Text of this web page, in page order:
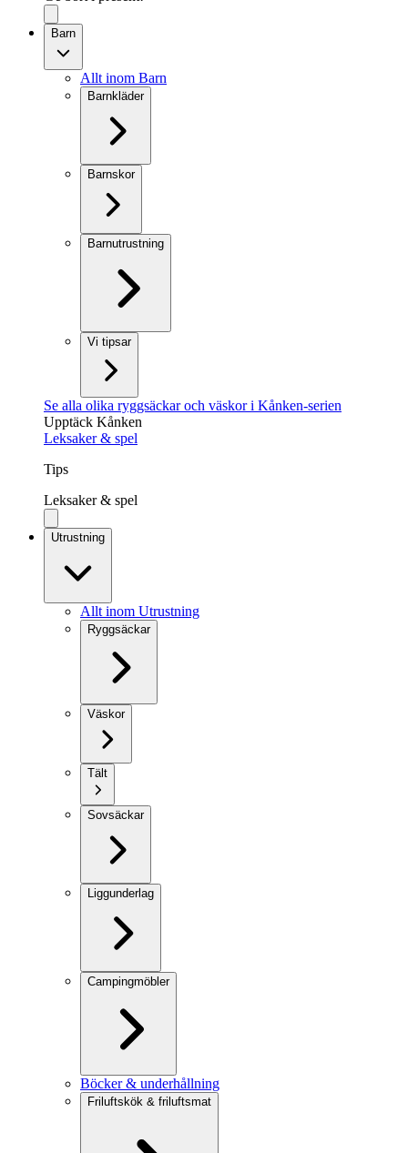
Barn
Allt inom Barn
Barnkläder
Barnskor
Barnutrustning
Vi tipsar
Se alla olika ryggsäckar och väskor i Kånken-serien
Upptäck Kånken
Leksaker & spel
Tips
Leksaker & spel
Utrustning
Allt inom Utrustning
Ryggsäckar
Väskor
Tält
Sovsäckar
Liggunderlag
Campingmöbler
Böcker & underhållning
Friluftskök & friluftsmat